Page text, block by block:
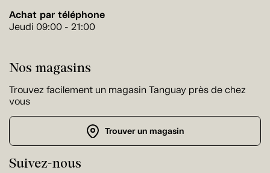
Achat par téléphone
Jeudi 09:00 - 21:00
Nos magasins
Trouvez facilement un magasin Tanguay près de chez
vous
Trouver un magasin
Suivez-nous